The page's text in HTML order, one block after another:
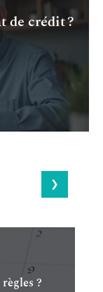
de crédit ?
?